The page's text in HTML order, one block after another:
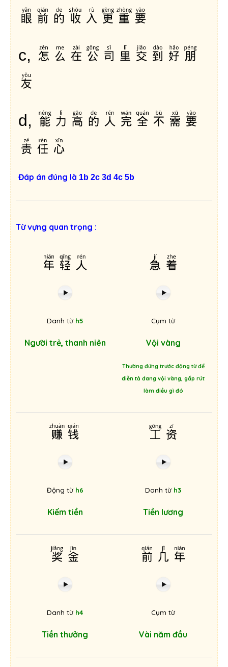
眼前的收入更重要
c, 怎么在公司里交到好朋
友
d, 能力高的人完全不需要
责任心
Đáp án đúng là 1b 2c 3d 4c 5b
Từ vựng quan trọng :
年轻人
Danh từ h5
Người trẻ, thanh niên
急着
Cụm từ
Vội vàng
Thường đứng trước động từ để
diễn tả đang vội vàng, gấp rút
làm điều gì đó
赚钱
Động từ h6
Kiếm tiền
工资
Danh từ h3
Tiền lương
奖金
Danh từ h4
Tiền thưởng
前几年
Cụm từ
Vài năm đầu